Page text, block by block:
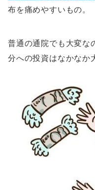
布を痛めやすいもの。
普通の通院でも大変な
分への投資はなかなか